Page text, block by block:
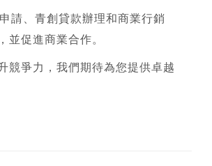
請、青創貸款辦理和商業行銷
促進商業合作。
競爭力，我們期待為您提供卓越